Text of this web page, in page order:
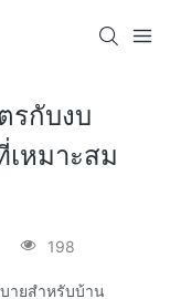
รกับงบ
หมาะสม
198
ายสำหรับบ้าน